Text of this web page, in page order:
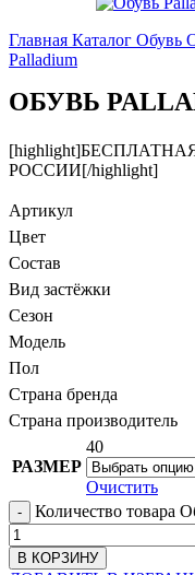
Главная Каталог Обувь
Palladium
ОБУВЬ
РОССИИ[/highlight]
Артикул
Цвет
Состав
Вид застёжки
Сезон
Модель
Пол
Страна бренда
Страна производитель
РАЗМЕР
40
Очистить
Количество товара
В КОРЗИНУ